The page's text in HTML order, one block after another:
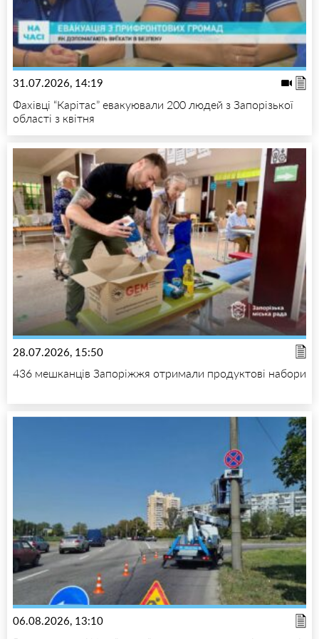
31.07.2026, 14:19
Фахівці “Карітас” евакуювали 200 людей з Запорізької
області з квітня
28.07.2026, 15:50
436 мешканців Запоріжжя отримали продуктові набори
06.08.2026, 13:10